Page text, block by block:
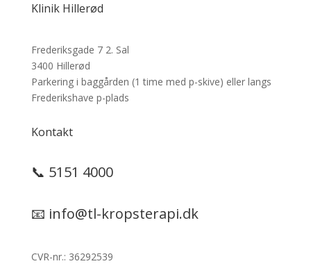
Klinik Hillerød
Frederiksgade 7 2. Sal
3400 Hillerød
Parkering i baggården (1 time med p-skive) eller langs
Frederikshave p-plads
Kontakt
📞 5151 4000
📧 info@tl-kropsterapi.dk
CVR-nr.: 36292539